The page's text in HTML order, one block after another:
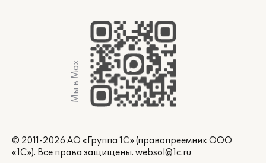
Мы в Max
© 2011-2026 АО «Группа 1С» (правопреемник ООО
«1С»). Все права защищены. websol@1c.ru